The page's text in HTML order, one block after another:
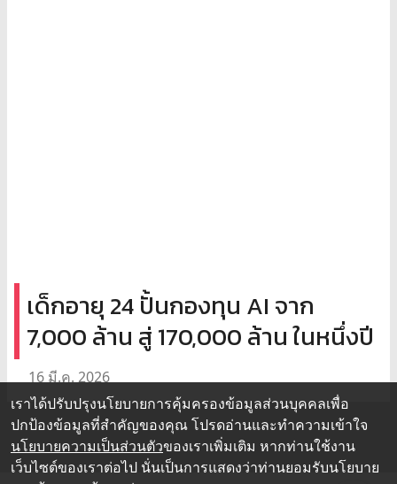
เด็กอายุ 24 ปั้นกองทุน AI จาก
7,000 ล้าน สู่ 170,000 ล้าน ในหนึ่งปี
16 มี.ค. 2026
เราได้ปรับปรุงนโยบายการคุ้มครองข้อมูลส่วนบุคคลเพื่อ
ปกป้องข้อมูลที่สำคัญของคุณ โปรดอ่านและทำความเข้าใจ
นโยบายความเป็นส่วนตัวของเราเพิ่มเติม หากท่านใช้งาน
เว็บไซต์ของเราต่อไป นั่นเป็นการแสดงว่าท่านยอมรับนโยบาย